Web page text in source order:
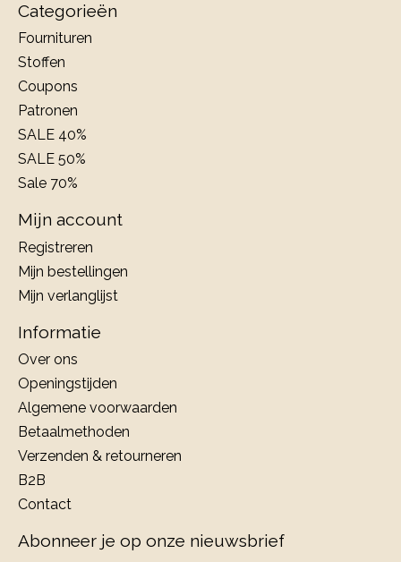
Categorieën
Fournituren
Stoffen
Coupons
Patronen
SALE 40%
SALE 50%
Sale 70%
Mijn account
Registreren
Mijn bestellingen
Mijn verlanglijst
Informatie
Over ons
Openingstijden
Algemene voorwaarden
Betaalmethoden
Verzenden & retourneren
B2B
Contact
Abonneer je op onze nieuwsbrief